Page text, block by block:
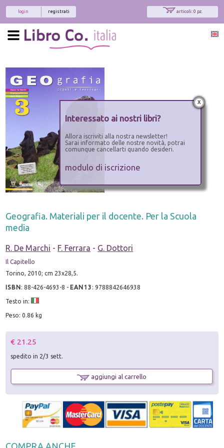
articoli: 0 pz.
registrati
login
Geografia. Materiali per il docente. Per la Scuola
media
R. De Marchi - F. Ferrara - G. Dottori
Il Capitello
Torino, 2010; cm 23x28,5.
ISBN:88-426-4693-8 - EAN13 :9788842646938
Testo in:
Peso: 0.86 kg
€ 21.25
spedito in 2/3 sett.
aggiungi al carrello
x
Interessato ai nostri libri?
Allora iscriviti alla nostra newsletter!
Sarai informato delle nostre novità, potrai
comunque cancellarti quando desideri.
modulo di iscrizione